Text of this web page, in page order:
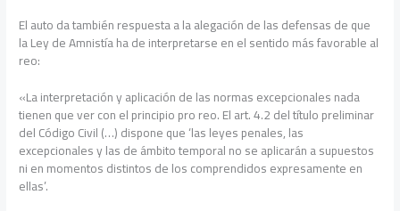
El auto da también respuesta a la alegación de las defensas de que
la Ley de Amnistía ha de interpretarse en el sentido más favorable al
reo:
«La interpretación y aplicación de las normas excepcionales nada
tienen que ver con el principio pro reo. El art. 4.2 del título preliminar
del Código Civil (…) dispone que ‘las leyes penales, las
excepcionales y las de ámbito temporal no se aplicarán a supuestos
ni en momentos distintos de los comprendidos expresamente en
ellas’.